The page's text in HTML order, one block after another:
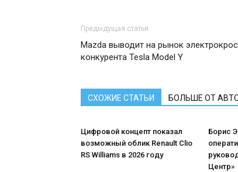
Предыдущая статья
Mazda выводит на рынок
конкурента Tesla Model Y
СХОЖИЕ СТАТЬИ БОЛЬШЕ ОТ
Цифровой концепт показал
возможный облик Renault Clio
RS Williams в 2026 году
Борис
Центр»